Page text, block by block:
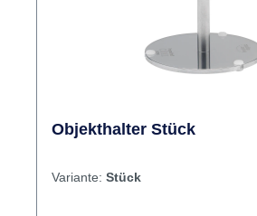
Objekthalter Stück
Variante: Stück